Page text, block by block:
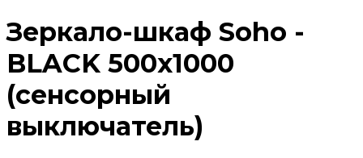
Зеркало-шкаф Soho -
BLACK 500х1000
(сенсорный
выключатель)